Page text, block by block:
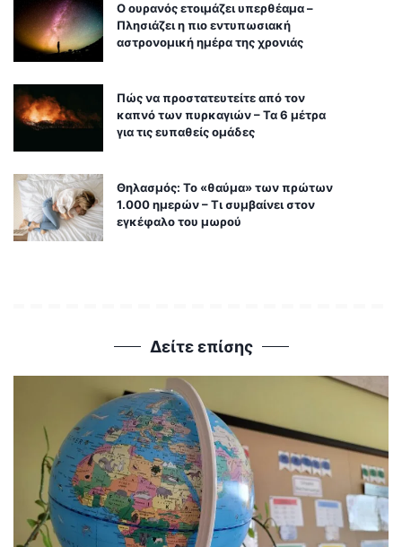
Ο ουρανός ετοιμάζει υπερθέαμα –
Πλησιάζει η πιο εντυπωσιακή
αστρονομική ημέρα της χρονιάς
Πώς να προστατευτείτε από τον
καπνό των πυρκαγιών – Τα 6 μέτρα
για τις ευπαθείς ομάδες
Θηλασμός: Το «θαύμα» των πρώτων
1.000 ημερών – Τι συμβαίνει στον
εγκέφαλο του μωρού
Δείτε επίσης